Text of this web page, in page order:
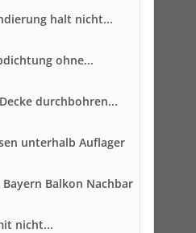
halt nicht...
ohne...
durchbohren...
unterhalb Auflager
Balkon Nachbar
nicht...